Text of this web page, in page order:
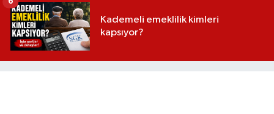
Kademeli emeklilik kimleri
kapsıyor?